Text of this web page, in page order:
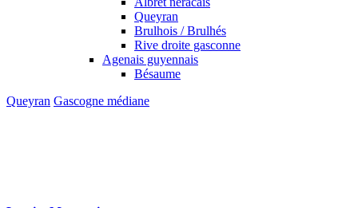
Queyran
Brulhois / Brulhés
Rive droite gasconne
Agenais guyennais
Bésaume
Queyran Gascogne médiane